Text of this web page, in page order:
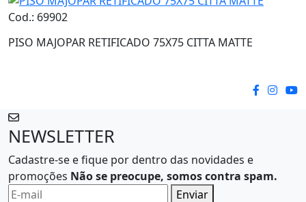
Cod.: 69902
PISO MAJOPAR RETIFICADO 75X75 CITTA MATTE
NEWSLETTER
Cadastre-se e fique por dentro das novidades e
promoções Não se preocupe, somos contra spam.
Enviar